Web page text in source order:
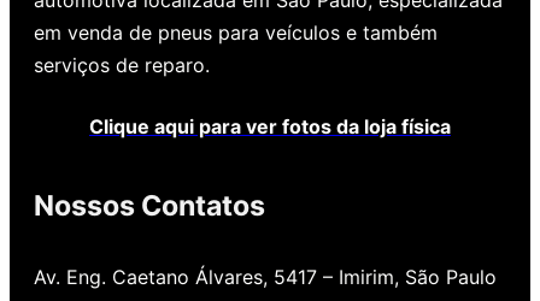
em venda de pneus para veículos e também
serviços de reparo.
Clique aqui para ver fotos da loja física
Nossos Contatos
Av. Eng. Caetano Álvares, 5417 – Imirim, São Paulo